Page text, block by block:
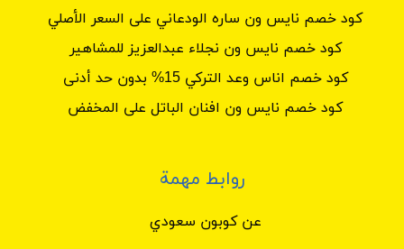
كود خصم نايس ون ساره الودعاني على السعر الأصلي
كود خصم نايس ون نجلاء عبدالعزيز للمشاهير
كود خصم اناس وعد التركي 15% بدون حد أدنى
كود خصم نايس ون افنان الباتل على المخفض
روابط مهمة
عن كوبون سعودي